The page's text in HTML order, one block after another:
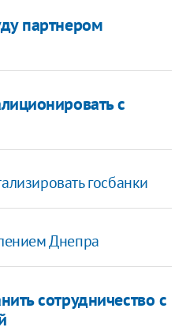
партнером
с
госбанки
Днепра
сотрудничество с